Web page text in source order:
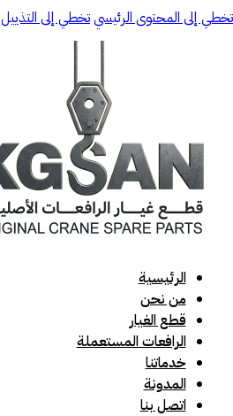
تخطي إلى المحتوى الرئيسيتخطي إلى التذييل
الرئيسية
من نحن
قطع الغيار
الرافعات المستعملة
خدماتنا
المدونة
اتصل بنا